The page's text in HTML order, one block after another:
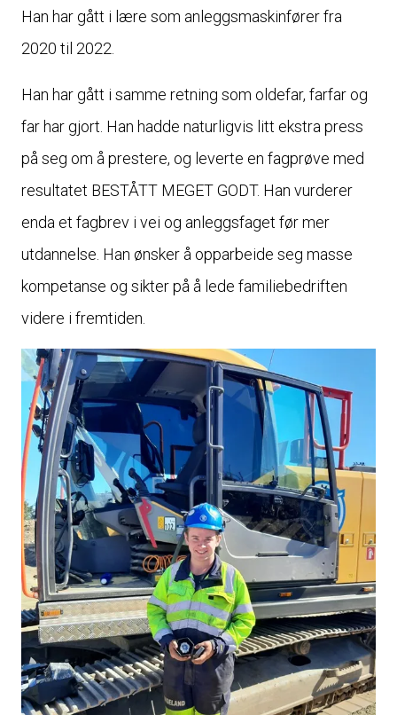
Han har gått i lære som anleggsmaskinfører fra
2020 til 2022.
Han har gått i samme retning som oldefar, farfar og
far har gjort. Han hadde naturligvis litt ekstra press
på seg om å prestere, og leverte en fagprøve med
resultatet BESTÅTT MEGET GODT. Han vurderer
enda et fagbrev i vei og anleggsfaget før mer
utdannelse. Han ønsker å opparbeide seg masse
kompetanse og sikter på å lede familiebedriften
videre i fremtiden.